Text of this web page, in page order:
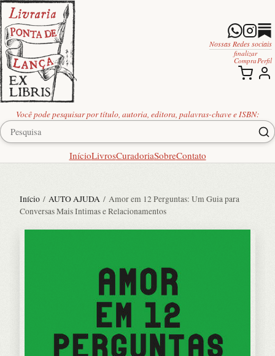
Você pode pesquisar por título, autoria, editora, palavras-chave e ISBN:
InícioLivrosCuradoriaSobreContato
Nossas Redes sociais
finalizar
Compra Perfil
Início / AUTO AJUDA / Amor em 12 Perguntas: Um Guia para
Conversas Mais Intimas e Relacionamentos